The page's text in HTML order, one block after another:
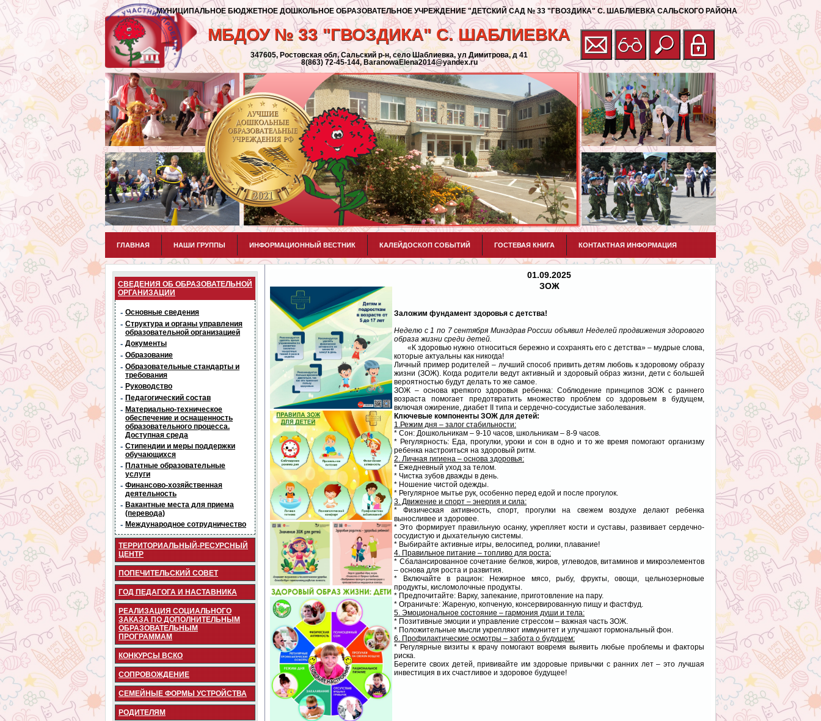
347605, Ростовская обл, Сальский р-н, село Шаблиевка, ул Димитрова, д 41
8(863) 72-45-144, BaranowaElena2014@yandex.ru
МБДОУ № 33 "ГВОЗДИКА" С. ШАБЛИЕВКА
МУНИЦИПАЛЬНОЕ БЮДЖЕТНОЕ ДОШКОЛЬНОЕ ОБРАЗОВАТЕЛЬНОЕ УЧРЕЖДЕНИЕ "ДЕТСКИЙ САД № 33 "ГВОЗДИКА" С. ШАБЛИЕВКА САЛЬСКОГО РАЙОНА
ГЛАВНАЯ НАШИ ГРУППЫ ИНФОРМАЦИОННЫЙ ВЕСТНИК КАЛЕЙДОСКОП СОБЫТИЙ ГОСТЕВАЯ КНИГА КОНТАКТНАЯ ИНФОРМАЦИЯ
СВЕДЕНИЯ ОБ ОБРАЗОВАТЕЛЬНОЙ
ОРГАНИЗАЦИИ
- Основные сведения
- Структура и органы управления
образовательной организацией
- Документы
- Образование
- Образовательные стандарты и
требования
- Руководство
- Педагогический состав
- Материально-техническое
обеспечение и оснащенность
образовательного процесса.
Доступная среда
- Стипендии и меры поддержки
обучающихся
- Платные образовательные
услуги
- Финансово-хозяйственная
деятельность
- Вакантные места для приема
(перевода)
- Международное сотрудничество
ТЕРРИТОРИАЛЬНЫЙ-РЕСУРСНЫЙ
ЦЕНТР
ПОПЕЧИТЕЛЬСКИЙ СОВЕТ
ГОД ПЕДАГОГА И НАСТАВНИКА
РЕАЛИЗАЦИЯ СОЦИАЛЬНОГО
ЗАКАЗА ПО ДОПОЛНИТЕЛЬНЫМ
ОБРАЗОВАТЕЛЬНЫМ
ПРОГРАММАМ
КОНКУРСЫ ВСКО
СОПРОВОЖДЕНИЕ
СЕМЕЙНЫЕ ФОРМЫ УСТРОЙСТВА
РОДИТЕЛЯМ
01.09.2025
ЗОЖ
Заложим фундамент здоровья с детства!
Неделю с 1 по 7 сентября Минздрав России объявил Неделей продвижения здорового
образа жизни среди детей.
«К здоровью нужно относиться бережно и сохранять его с детства» – мудрые слова,
которые актуальны как никогда!
Личный пример родителей – лучший способ привить детям любовь к здоровому образу
жизни (ЗОЖ). Когда родители ведут активный и здоровый образ жизни, дети с большей
вероятностью будут делать то же самое.
ЗОЖ – основа крепкого здоровья ребенка: Соблюдение принципов ЗОЖ с раннего
возраста помогает предотвратить множество проблем со здоровьем в будущем,
включая ожирение, диабет II типа и сердечно-сосудистые заболевания.
Ключевые компоненты ЗОЖ для детей:
1.Режим дня – залог стабильности:
* Сон: Дошкольникам – 9-10 часов, школьникам – 8-9 часов.
* Регулярность: Еда, прогулки, уроки и сон в одно и то же время помогают организму
ребенка настроиться на здоровый ритм.
2. Личная гигиена – основа здоровья:
* Ежедневный уход за телом.
* Чистка зубов дважды в день.
* Ношение чистой одежды.
* Регулярное мытье рук, особенно перед едой и после прогулок.
3. Движение и спорт – энергия и сила:
* Физическая активность, спорт, прогулки на свежем воздухе делают ребенка
выносливее и здоровее.
* Это формирует правильную осанку, укрепляет кости и суставы, развивает сердечно-
сосудистую и дыхательную системы.
* Выбирайте активные игры, велосипед, ролики, плавание!
4. Правильное питание – топливо для роста:
* Сбалансированное сочетание белков, жиров, углеводов, витаминов и микроэлементов
– основа для роста и развития.
* Включайте в рацион: Нежирное мясо, рыбу, фрукты, овощи, цельнозерновые
продукты, кисломолочные продукты.
* Предпочитайте: Варку, запекание, приготовление на пару.
* Ограничьте: Жареную, копченую, консервированную пищу и фастфуд.
5. Эмоциональное состояние – гармония души и тела:
* Позитивные эмоции и управление стрессом – важная часть ЗОЖ.
* Положительные мысли укрепляют иммунитет и улучшают гормональный фон.
6. Профилактические осмотры – забота о будущем:
* Регулярные визиты к врачу помогают вовремя выявить любые проблемы и факторы
риска.
Берегите своих детей, прививайте им здоровые привычки с ранних лет – это лучшая
инвестиция в их счастливое и здоровое будущее!